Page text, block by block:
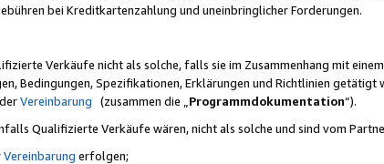
bei Kreditkartenzahlung und uneinbringlicher Forderungen.
Verkäufe nicht als solche, falls sie im Zusammenhang mit
Bedingungen, Spezifikationen, Erklärungen und Richtlinien
Vereinbarung (zusammen die „ Programmdokumentation“).
Qualifizierte Verkäufe wären, nicht als solche und sind vom
Vereinbarung erfolgen;